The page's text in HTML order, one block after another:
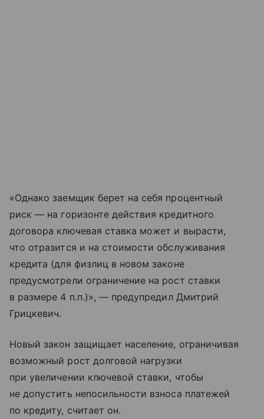
«Однако заемщик берет на себя процентный
риск — на горизонте действия кредитного
договора ключевая ставка может и вырасти,
что отразится и на стоимости обслуживания
кредита (для физлиц в новом законе
предусмотрели ограничение на рост ставки
в размере 4 п.п.)», — предупредил Дмитрий
Грицкевич.
Новый закон защищает население, ограничивая
возможный рост долговой нагрузки
при увеличении ключевой ставки, чтобы
не допустить непосильности взноса платежей
по кредиту, считает он.